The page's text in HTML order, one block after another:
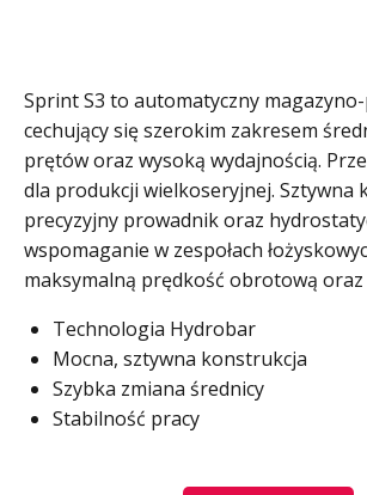
Sprint S3 to automatyczny
cechujący się szerokim zakresem
prętów oraz wysoką wydajnością.
dla produkcji wielkoseryjnej. Sztywna
precyzyjny prowadnik oraz
wspomaganie w zespołach
maksymalną prędkość obrotową
Technologia Hydrobar
Mocna, sztywna konstrukcja
Szybka zmiana średnicy
Stabilność pracy